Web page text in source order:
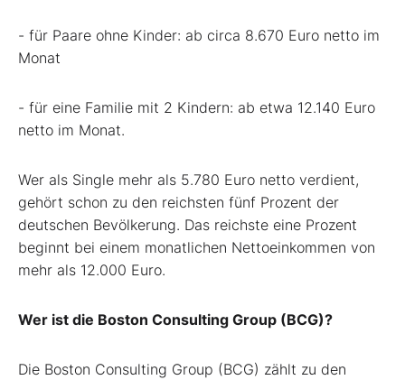
- für Paare ohne Kinder: ab circa 8.670 Euro netto im
Monat
- für eine Familie mit 2 Kindern: ab etwa 12.140 Euro
netto im Monat.
Wer als Single mehr als 5.780 Euro netto verdient,
gehört schon zu den reichsten fünf Prozent der
deutschen Bevölkerung. Das reichste eine Prozent
beginnt bei einem monatlichen Nettoeinkommen von
mehr als 12.000 Euro.
Wer ist die Boston Consulting Group (BCG)?
Die Boston Consulting Group (BCG) zählt zu den